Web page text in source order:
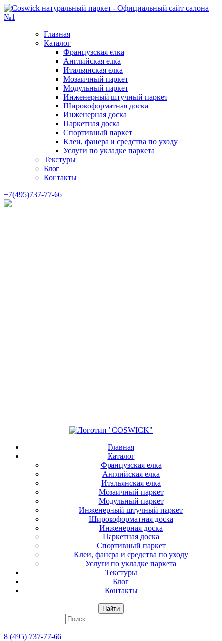
Главная
Каталог
Французская елка
Английская елка
Итальянская елка
Мозаичный паркет
Модульный паркет
Инженерный штучный паркет
Широкоформатная доска
Инженерная доска
Паркетная доска
Спортивный паркет
Клеи, фанера и средства по уходу
Услуги по укладке паркета
Текстуры
Блог
Контакты
+7(495)737-77-66
Главная
Каталог
Французская елка
Английская елка
Итальянская елка
Мозаичный паркет
Модульный паркет
Инженерный штучный паркет
Широкоформатная доска
Инженерная доска
Паркетная доска
Спортивный паркет
Клеи, фанера и средства по уходу
Услуги по укладке паркета
Текстуры
Блог
Контакты
Найти
8 (495) 737-77-66